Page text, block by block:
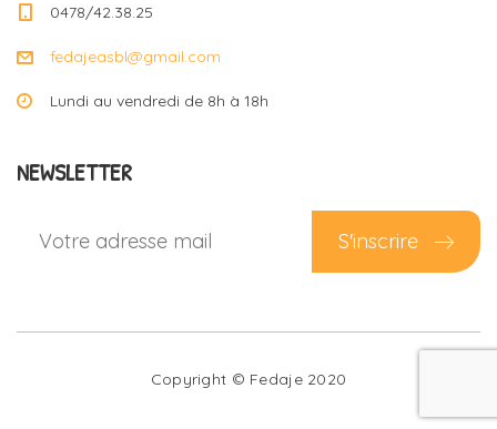
0478/42.38.25
fedajeasbl@gmail.com
Lundi au vendredi de 8h à 18h
NEWSLETTER
S'inscrire
Copyright © Fedaje 2020